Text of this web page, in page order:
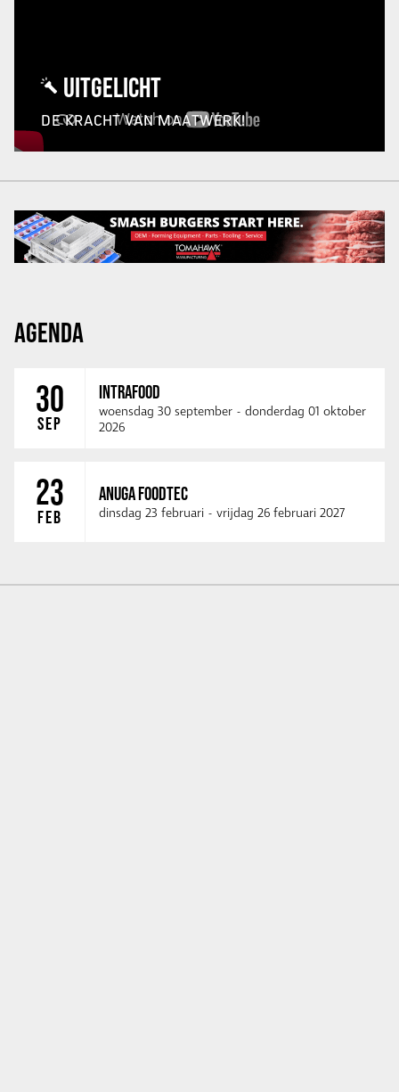
UITGELICHT
DE KRACHT VAN MAATWERK!
AGENDA
30
SEP
INTRAFOOD
woensdag 30 september - donderdag 01 oktober
2026
23
FEB
ANUGA FOODTEC
dinsdag 23 februari - vrijdag 26 februari 2027